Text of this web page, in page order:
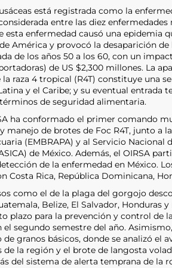
está registrada como la
entre las diez
esta enfermedad causó una epidemia
América y provocó la desaparición
de los años 50 a los 60, con un
de US $2,300 millones. La
raza 4 tropical (R4T) constituye una
y el Caribe; y su eventual entrada
de seguridad alimentaria.
ha conformado el primer comando
manejo de brotes de Foc R4T, junto a
(EMBRAPA) y al Servicio Nacional
de México. Además, el OIRSA
de la enfermedad en México.
Costa Rica, República Dominicana,
como el de la plaga del gorgojo
Belize, El Salvador, Honduras
plazo para la prevención y control de
el segundo semestre del año.
granos básicos, donde se analizó el
de la región y el brote de langosta
del sistema de alerta temprana de la